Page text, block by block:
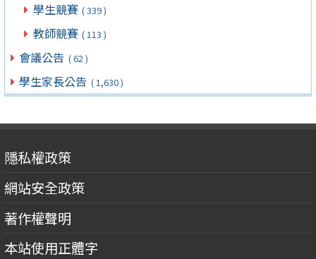
學生競賽 ( 339 )
教師競賽 ( 113 )
會議公告 ( 62 )
學生家長公告 ( 1,630 )
隱私權政策
網站安全政策
著作權聲明
本站使用正體字